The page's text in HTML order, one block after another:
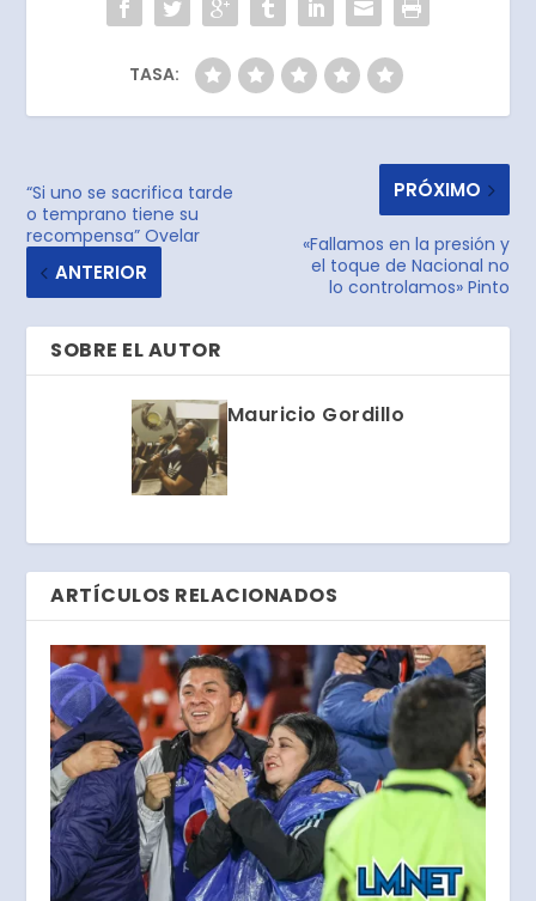
TASA:
“Si uno se sacrifica tarde
o temprano tiene su
recompensa” Ovelar
ANTERIOR
PRÓXIMO
«Fallamos en la presión y
el toque de Nacional no
lo controlamos» Pinto
SOBRE EL AUTOR
Mauricio Gordillo
ARTÍCULOS RELACIONADOS